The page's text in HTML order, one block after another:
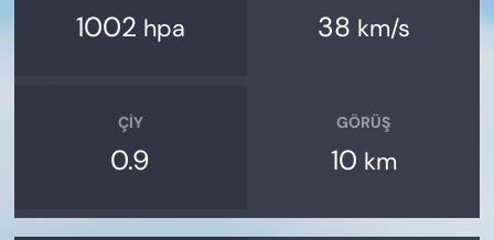
1002 hpa 38 km/s
ÇIY
0.9
GÖRÜŞ
10 km